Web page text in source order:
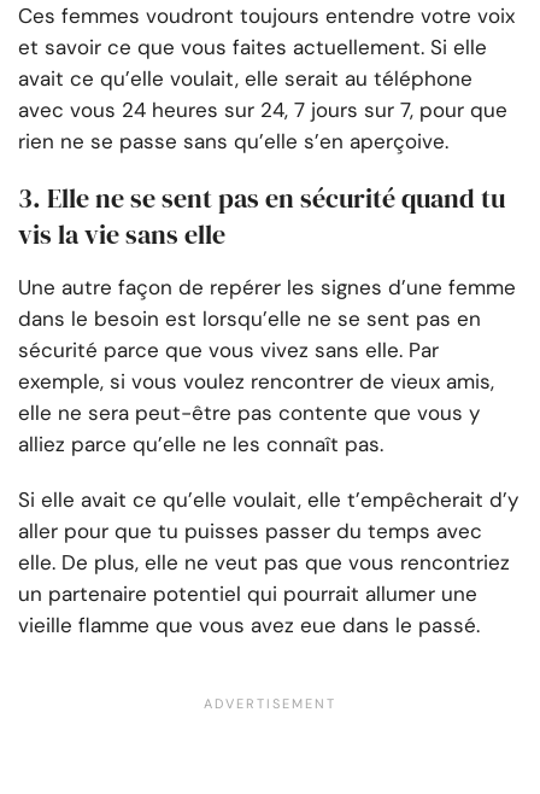
Ces femmes voudront toujours entendre votre voix
et savoir ce que vous faites actuellement. Si elle
avait ce qu’elle voulait, elle serait au téléphone
avec vous 24 heures sur 24, 7 jours sur 7, pour que
rien ne se passe sans qu’elle s’en aperçoive.
3. Elle ne se sent pas en sécurité quand tu
vis la vie sans elle
Une autre façon de repérer les signes d’une femme
dans le besoin est lorsqu’elle ne se sent pas en
sécurité parce que vous vivez sans elle. Par
exemple, si vous voulez rencontrer de vieux amis,
elle ne sera peut-être pas contente que vous y
alliez parce qu’elle ne les connaît pas.
Si elle avait ce qu’elle voulait, elle t’empêcherait d’y
aller pour que tu puisses passer du temps avec
elle. De plus, elle ne veut pas que vous rencontriez
un partenaire potentiel qui pourrait allumer une
vieille flamme que vous avez eue dans le passé.